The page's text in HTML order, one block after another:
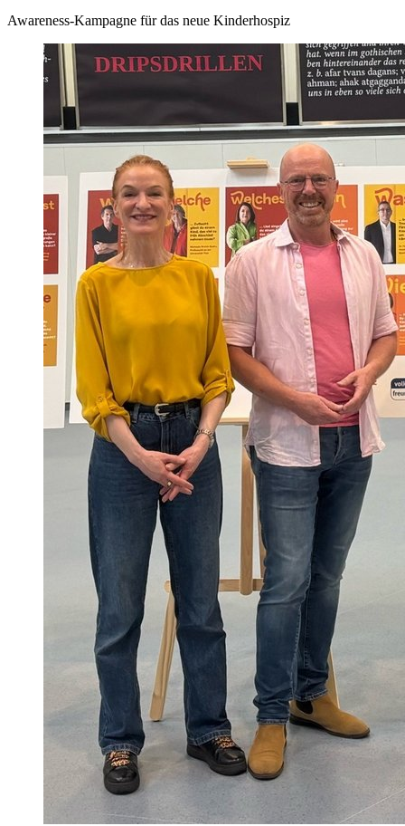
Awareness-Kampagne für das neue Kinderhospiz